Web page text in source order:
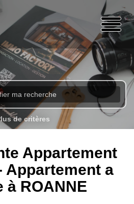
ma recherche
de critères
Appartement
Appartement a
à ROANNE